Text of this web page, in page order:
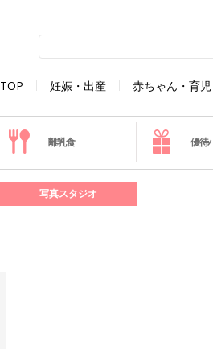
TOP 妊娠・出産 赤ちゃん・育児
離乳食 優待
写真スタジオ